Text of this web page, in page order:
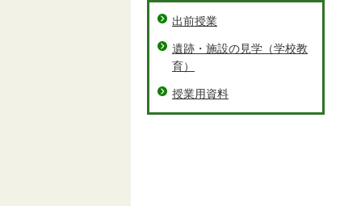
出前授業
遺跡・施設の見学（学校教
育）
授業用資料